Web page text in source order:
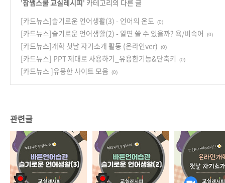
'참쌤스쿨 교실레시피' 카테고리의 다른 글
[카드뉴스]슬기로운 언어생활(3) - 언어의 온도
(0)
[카드뉴스]슬기로운 언어생활(2) - 알면 쓸 수 있을까? 욕/비속어 (0)
[카드뉴스]개학 첫날 자기소개 활동 (온라인ver) (0)
[카드뉴스] PPT 제대로 사용하기_유용한기능&단축키 (0)
[카드뉴스 ]유용한 사이트 모음 (0)
관련글